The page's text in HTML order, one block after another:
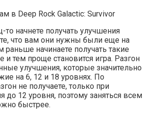
начнете получать улучшения
что вам они нужны были еще на
раньше начинаете получать такие
и тем проще становится игра. Разгон
улучшения, которые значительно
на 6, 12 и 18 уровнях. По
не получаете, только при
до 12 уровня, поэтому заняться всем
быстрее.